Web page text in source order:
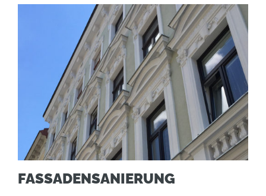
FASSADENSANIERUNG